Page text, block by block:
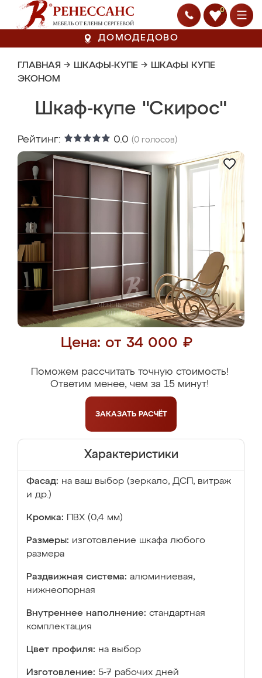
0
ДОМОДЕДОВО
ГЛАВНАЯ → ШКАФЫ-КУПЕ → ШКАФЫ КУПЕ
ЭКОНОМ
Шкаф-купе "Скирос"
Рейтинг: 0.0 (0 голосов)
Цена: от 34 000 ₽
Поможем рассчитать точную стоимость!
Ответим менее, чем за 15 минут!
ЗАКАЗАТЬ РАСЧЁТ
Характеристики
Фасад: на ваш выбор (зеркало, ДСП, витраж
и др.)
Кромка: ПВХ (0,4 мм)
Размеры: изготовление шкафа любого
размера
Раздвижная система: алюминиевая,
нижнеопорная
Внутреннее наполнение: стандартная
комплектация
Цвет профиля: на выбор
Изготовление: 5-7 рабочих дней